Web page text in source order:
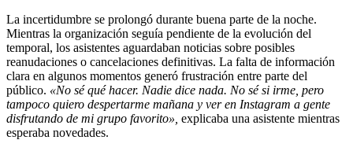
La incertidumbre se prolongó durante buena parte de la noche.
Mientras la organización seguía pendiente de la evolución del
temporal, los asistentes aguardaban noticias sobre posibles
reanudaciones o cancelaciones definitivas. La falta de información
clara en algunos momentos generó frustración entre parte del
público. «No sé qué hacer. Nadie dice nada. No sé si irme, pero
tampoco quiero despertarme mañana y ver en Instagram a gente
disfrutando de mi grupo favorito», explicaba una asistente mientras
esperaba novedades.